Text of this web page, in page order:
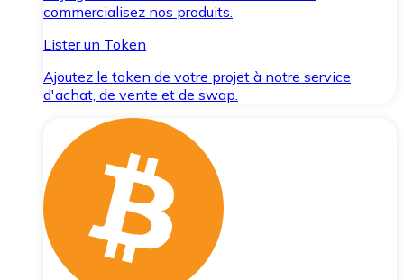
commercialisez nos produits.
Lister un Token
Ajoutez le token de votre projet à notre service
d'achat, de vente et de swap.